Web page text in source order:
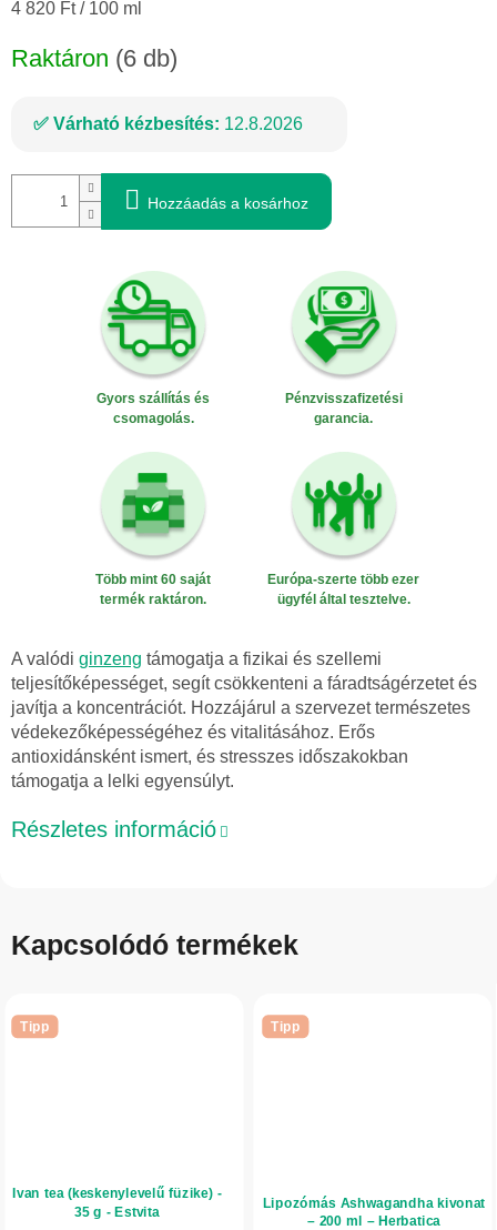
Egységár:
4 820 Ft / 100 ml
Raktáron (6 db)
Várható kézbesítés: 12.8.2026
Hozzáadás a kosárhoz
Gyors szállítás és
csomagolás.
Pénzvisszafizetési
garancia.
Több mint 60 saját
termék raktáron.
Európa-szerte több ezer
ügyfél által tesztelve.
A valódi ginzeng támogatja a fizikai és szellemi
teljesítőképességet, segít csökkenteni a fáradtságérzetet és
javítja a koncentrációt. Hozzájárul a szervezet természetes
védekezőképességéhez és vitalitásához. Erős
antioxidánsként ismert, és stresszes időszakokban
támogatja a lelki egyensúlyt.
Részletes információ
Kapcsolódó termékek
Tipp
Ivan tea (keskenylevelű füzike) -
35 g - Estvita
Tipp
Lipozómás Ashwagandha kivonat
– 200 ml – Herbatica